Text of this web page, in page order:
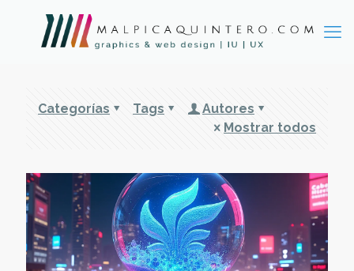
Categorías Tags
Autores
Mostrar todos